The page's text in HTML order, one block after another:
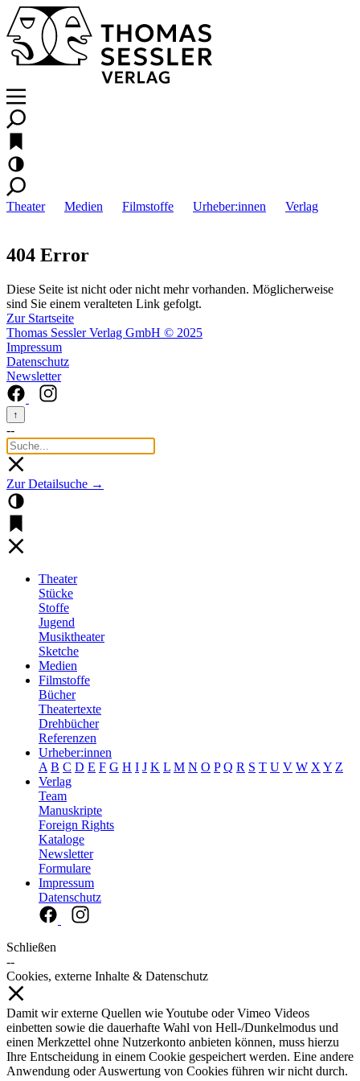
Theater Medien Filmstoffe Urheber:innen Verlag
404 Error
Diese Seite ist nicht oder nicht mehr vorhanden. Möglicherweise
sind Sie einem veralteten Link gefolgt.
Zur Startseite
Thomas Sessler Verlag GmbH © 2025
Impressum
Datenschutz
Newsletter
↑
--
Zur Detailsuche →
Theater
Stücke
Stoffe
Jugend
Musiktheater
Sketche
Medien
Filmstoffe
Bücher
Theatertexte
Drehbücher
Referenzen
Urheber:innen
A B C D E F G H I J K L M N O P Q R S T U V W X Y Z
Verlag
Team
Manuskripte
Foreign Rights
Kataloge
Newsletter
Formulare
Impressum
Datenschutz
Schließen
--
Cookies, externe Inhalte & Datenschutz
Damit wir externe Quellen wie Youtube oder Vimeo Videos
einbetten sowie die dauerhafte Wahl von Hell-/Dunkelmodus und
einen Merkzettel ohne Nutzerkonto anbieten können, muss hierzu
Ihre Entscheidung in einem Cookie gespeichert werden. Eine andere
Anwendung oder Auswertung von Cookies führen wir nicht durch.